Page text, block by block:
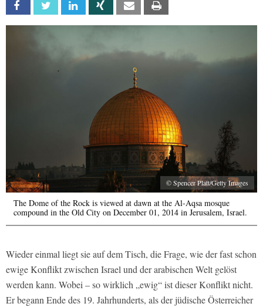
Facebook Twitter Linkedin Xing Email
© Spencer Platt/Getty Images
The Dome of the Rock is viewed at dawn at the Al-Aqsa mosque
compound in the Old City on December 01, 2014 in Jerusalem, Israel.
Wieder einmal liegt sie auf dem Tisch, die Frage, wie der fast schon
ewige Konflikt zwischen Israel und der arabischen Welt gelöst
werden kann. Wobei – so wirklich „ewig“ ist dieser Konflikt nicht.
Er begann Ende des 19. Jahrhunderts, als der jüdische Österreicher